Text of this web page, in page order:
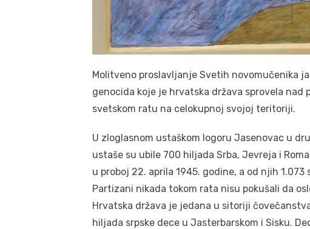
Molitveno proslavljanje Svetih novomučenika
genocida koje je hrvatska država sprovela nad
svetskom ratu na celokupnoj svojoj teritoriji.
U zloglasnom ustaškom logoru Jasenovac u
ustaše su ubile 700 hiljada Srba, Jevreja i
u proboj 22. aprila 1945. godine, a od njih 1.073
Partizani nikada tokom rata nisu pokušali da
Hrvatska država je jedana u sitoriji
hiljada srpske dece u Jasterbarskom i Sisku.